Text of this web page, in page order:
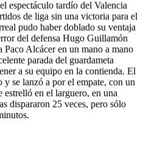
espectáculo tardío del Valencia
de liga sin una victoria para el
pudo haber doblado su ventaja
del defensa Hugo Guillamón
Alcácer en un mano a mano
parada del guardameta
a su equipo en la contienda. El
y se lanzó a por el empate, con un
estrelló en el larguero, en una
dispararon 25 veces, pero sólo